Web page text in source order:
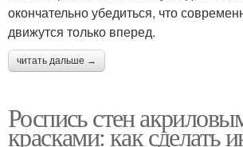
окончательно убедиться, что
движутся только вперед.
читать дальше →
Роспись стен
красками: как сделать